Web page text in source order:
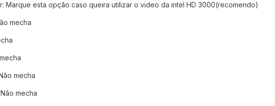
Marque esta opção caso queira utilizar o video da intel HD 3000(recomendo)
mecha
mecha
mecha